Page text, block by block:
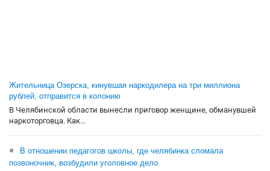
Жительница Озерска, кинувшая наркодилера на три миллиона
рублей, отправится в колонию
В Челябинской области вынесли приговор женщине, обманувшей
наркоторговца. Как...
В отношении педагогов школы, где челябинка сломала
позвоночник, возбудили уголовное дело